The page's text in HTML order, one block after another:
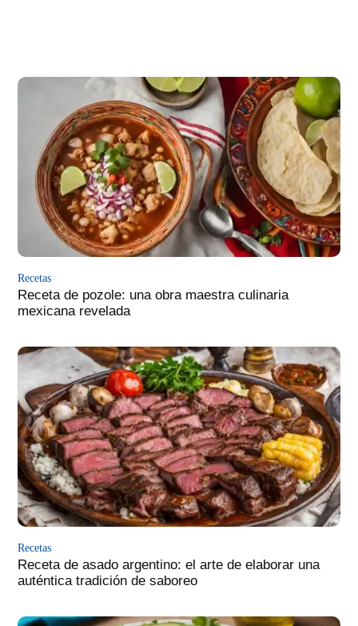
Recetas
Receta de pozole: una obra maestra culinaria
mexicana revelada
Recetas
Receta de asado argentino: el arte de elaborar una
auténtica tradición de saboreo